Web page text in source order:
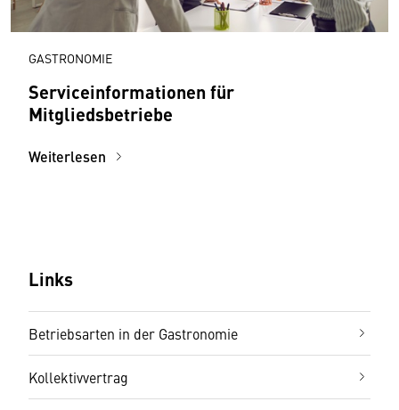
GASTRONOMIE
Serviceinformationen für
Mitgliedsbetriebe
Weiterlesen
Links
Betriebsarten in der Gastronomie
Kollektivvertrag